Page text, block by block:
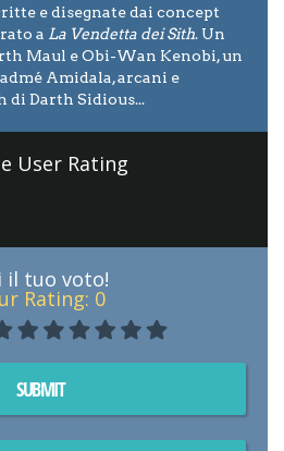
e disegnate dai concept
a La Vendetta dei Sith. Un
Maul e Obi-Wan Kenobi, un
Amidala, arcani e
di Darth Sidious...
User Rating
il tuo voto!
Rating: 0
SUBMIT